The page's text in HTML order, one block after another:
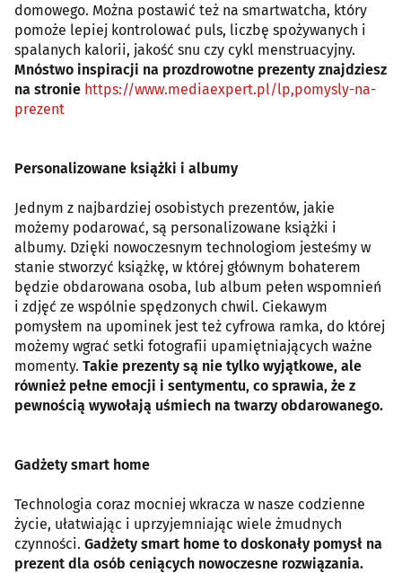
domowego. Można postawić też na smartwatcha, który
pomoże lepiej kontrolować puls, liczbę spożywanych i
spalanych kalorii, jakość snu czy cykl menstruacyjny.
Mnóstwo inspiracji na prozdrowotne prezenty znajdziesz
na stronie https://www.mediaexpert.pl/lp,pomysly-na-
prezent
Personalizowane książki i albumy
Jednym z najbardziej osobistych prezentów, jakie
możemy podarować, są personalizowane książki i
albumy. Dzięki nowoczesnym technologiom jesteśmy w
stanie stworzyć książkę, w której głównym bohaterem
będzie obdarowana osoba, lub album pełen wspomnień
i zdjęć ze wspólnie spędzonych chwil. Ciekawym
pomysłem na upominek jest też cyfrowa ramka, do której
możemy wgrać setki fotografii upamiętniających ważne
momenty. Takie prezenty są nie tylko wyjątkowe, ale
również pełne emocji i sentymentu, co sprawia, że z
pewnością wywołają uśmiech na twarzy obdarowanego.
Gadżety smart home
Technologia coraz mocniej wkracza w nasze codzienne
życie, ułatwiając i uprzyjemniając wiele żmudnych
czynności. Gadżety smart home to doskonały pomysł na
prezent dla osób ceniących nowoczesne rozwiązania.